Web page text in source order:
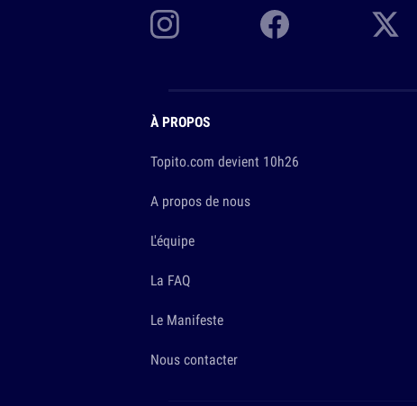
À PROPOS
Topito.com devient 10h26
A propos de nous
L'équipe
La FAQ
Le Manifeste
Nous contacter